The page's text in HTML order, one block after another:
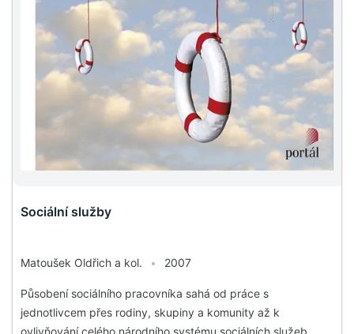
Sociální služby
Matoušek Oldřich a kol. • 2007
Působení sociálního pracovníka sahá od práce s
jednotlivcem přes rodiny, skupiny a komunity až k
ovlivňování celého národního systému sociálních služeb